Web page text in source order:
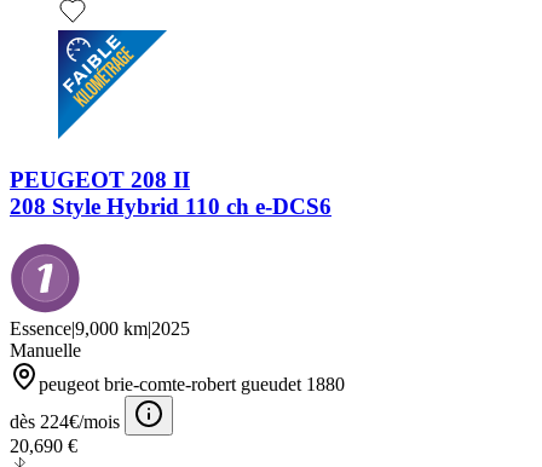
PEUGEOT 208 II
208 Style Hybrid 110 ch e-DCS6
Essence|9,000 km|2025
Manuelle
peugeot brie-comte-robert gueudet 1880
dès 224€/mois
20,690 €